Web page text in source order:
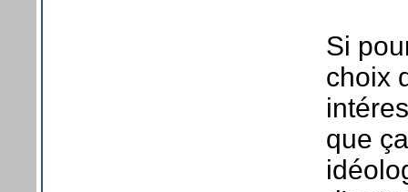
Si
choix
que